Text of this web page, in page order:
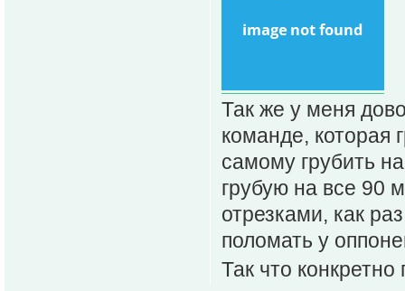
Так же у меня
команде, которая
самому грубить
грубую на все 90
отрезками, как
поломать у
Так что